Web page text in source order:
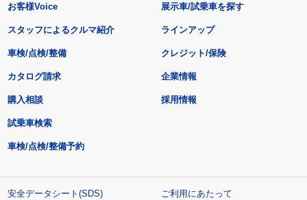
お客様Voice
スタッフによるクルマ紹介
展示車/試乗車を探す
ラインアップ
車検/点検/整備 クレジット/保険
カタログ請求
購入相談
試乗車検索
車検/点検/整備予約
企業情報
採用情報
安全データシート(SDS)
ご利用にあたって